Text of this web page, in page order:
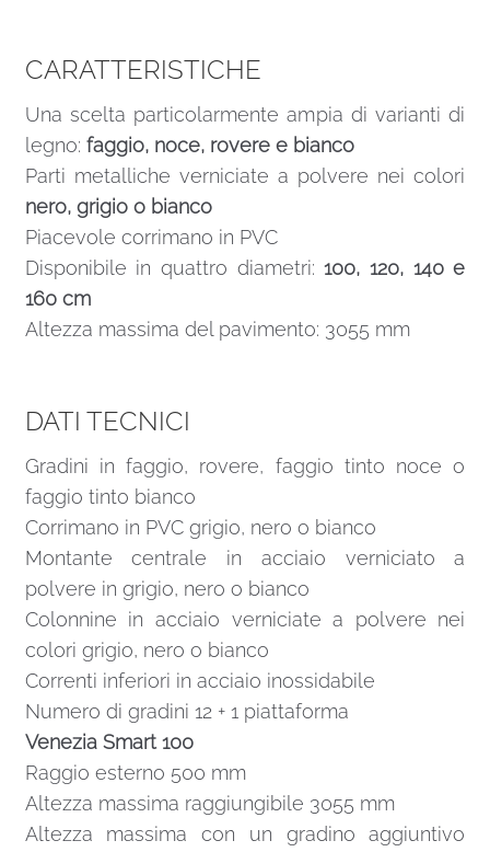
CARATTERISTICHE
Una scelta particolarmente ampia di varianti di
legno: faggio, noce, rovere e bianco
Parti metalliche verniciate a polvere nei colori
nero, grigio o bianco
Piacevole corrimano in PVC
Disponibile in quattro diametri:100, 120, 140 e
160 cm
Altezza massima del pavimento: 3055 mm
DATI TECNICI
Gradini in faggio, rovere, faggio tinto noce o
faggio tinto bianco
Corrimano in PVC grigio, nero o bianco
Montante centrale in acciaio verniciato a
polvere in grigio, nero o bianco
Colonnine in acciaio verniciate a polvere nei
colori grigio, nero o bianco
Correnti inferiori in acciaio inossidabile
Numero di gradini 12 + 1 piattaforma
Venezia Smart 100
Raggio esterno 500 mm
Altezza massima raggiungibile 3055 mm
Altezza massima con un gradino aggiuntivo